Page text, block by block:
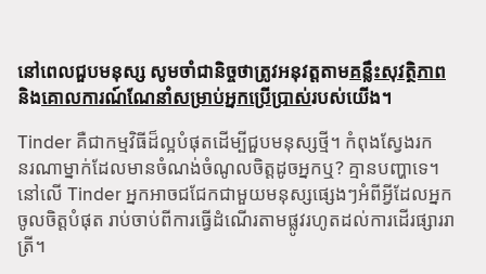
នៅពេលជួបមនុស្ស សូមចាំជានិច្ចថាត្រូវអនុវត្តតាមគន្លឹះសុវត្ថិភាព
និងគោលការណ៍ណែនាំសម្រាប់អ្នកប្រើប្រាស់របស់យើង។
Tinder គឺជាកម្មវិធីដ៏ល្អបំផុតដើម្បីជួបមនុស្សថ្មី។ កំពុងស្វែងរក
នរណាម្នាក់ដែលមានចំណង់ចំណូលចិត្តដូចអ្នកឬ? គ្មានបញ្ហាទេ។
នៅលើ Tinder អ្នកអាចជជែកជាមួយមនុស្សផ្សេងៗអំពីអ្វីដែលអ្នក
ចូលចិត្តបំផុត រាប់ចាប់ពីការធ្វើដំណើរតាមផ្លូវរហូតដល់ការដើរផ្សាររា
ត្រី។